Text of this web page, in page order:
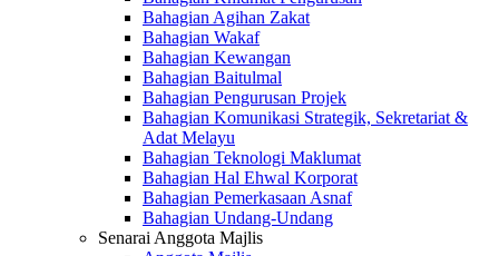
Bahagian Agihan Zakat
Bahagian Wakaf
Bahagian Kewangan
Bahagian Baitulmal
Bahagian Pengurusan Projek
Bahagian Komunikasi Strategik, Sekretariat &
Adat Melayu
Bahagian Teknologi Maklumat
Bahagian Hal Ehwal Korporat
Bahagian Pemerkasaan Asnaf
Bahagian Undang-Undang
Senarai Anggota Majlis